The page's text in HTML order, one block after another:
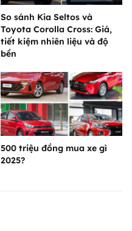
So sánh Kia Seltos và
Toyota Corolla Cross: Giá,
tiết kiệm nhiên liệu và độ
bền
500 triệu đồng mua xe gì
2025?